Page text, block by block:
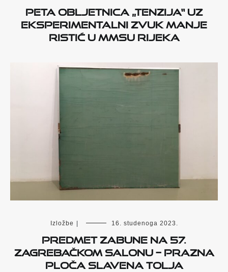
Peta obljetnica „TENZIJA“ uz
eksperimentalni zvuk Manje
Ristić u MMSU Rijeka
Izložbe 16. studenoga 2023.
Predmet zabune na 57.
zagrebačkom salonu – prazna
ploča Slavena Tolja